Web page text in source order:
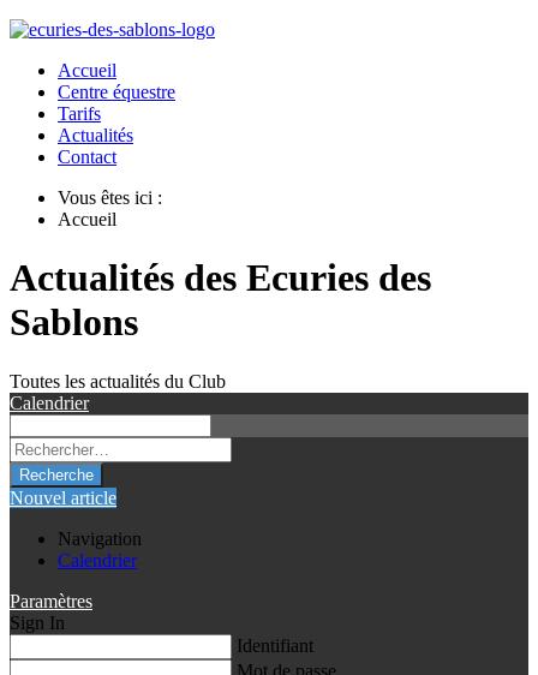
Accueil
Centre équestre
Tarifs
Actualités
Contact
Vous êtes ici :
Accueil
Actualités des Ecuries des
Sablons
Toutes les actualités du Club
Calendrier
Recherche
Nouvel article
Navigation
Calendrier
Paramètres
Sign In
Identifiant
Mot de passe